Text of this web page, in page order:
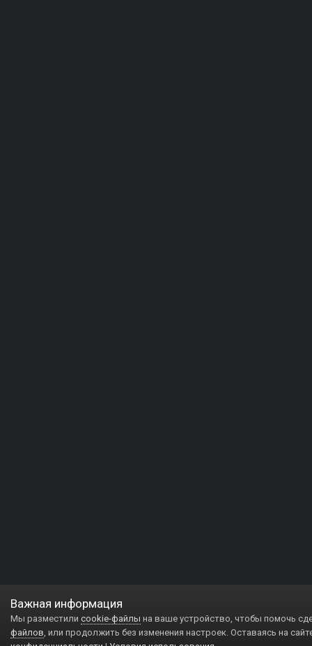
Важная информация
Мы разместили cookie-файлы на ваше устройство, чтобы помочь
файлов, или продолжить без изменения настроек. Оставаясь на